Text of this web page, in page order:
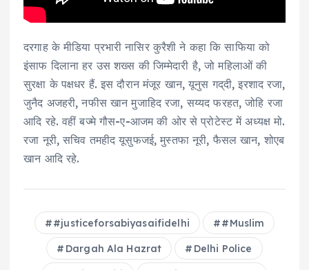
दरगाह के मीडिया प्रभारी नासिर कुरैशी ने कहा कि साफिया को
इंसाफ दिलाना हर उस शख्स की जिम्मेदारी है, जो महिलाओं की
सुरक्षा के पक्षधर हैं. इस दौरान मंजूर खान, यूनुस गद्​दी, इरशाद रजा,
जुनैद अजहरी, नफीस खान मुजाहिद रजा, सय्यद फरहत, जोहि रजा
आदि रहे. वहीं बज्मे गौस-ए-आजम की ओर से प्रोटेस्ट में अध्यक्ष मो.
रजा नूरी, सचिव तमहीद यूसुफजई, मुस्तफा नूरी, फैसल खान, शोएब
खान आदि रहे.
#justiceforsabiyasaifidelhi #Muslim
Dargah Ala Hazrat Delhi Police